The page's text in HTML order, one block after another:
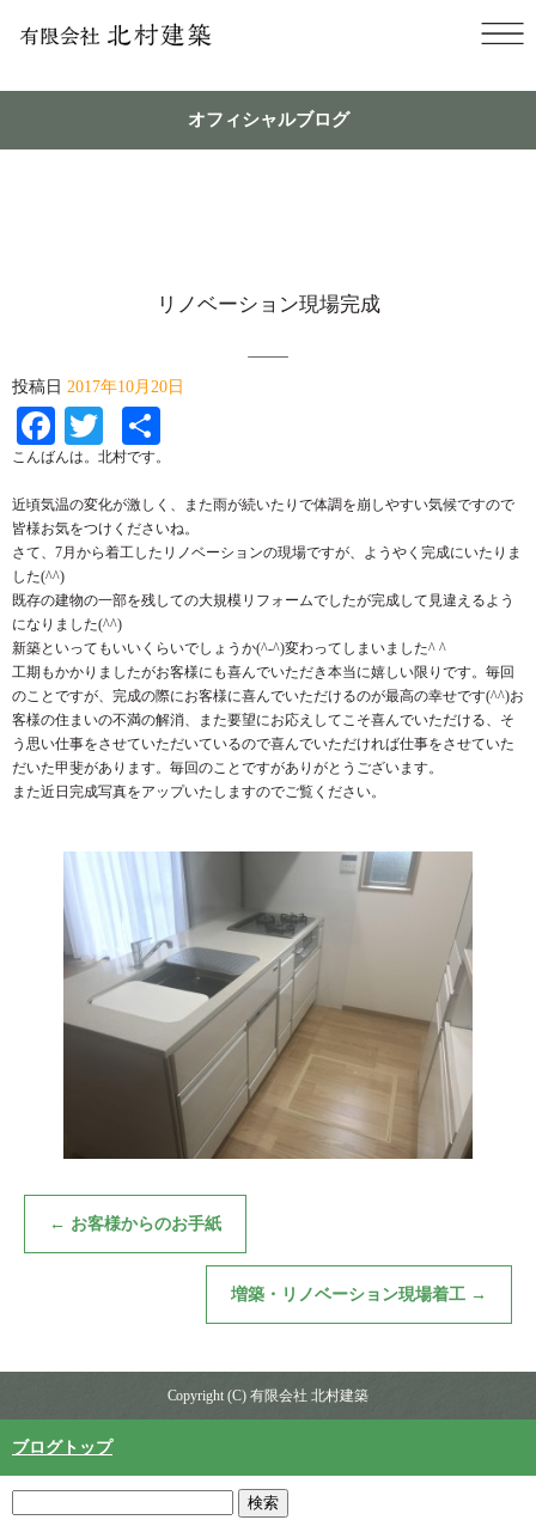
オフィシャルブログ
リノベーション現場完成
投稿日 2017年10月20日
Facebook
Twitter
こんばんは。北村です。
近頃気温の変化が激しく、また雨が続いたりで体調を崩しやすい気候ですので
皆様お気をつけくださいね。
さて、7月から着工したリノベーションの現場ですが、ようやく完成にいたりま
した(^^)
既存の建物の一部を残しての大規模リフォームでしたが完成して見違えるよう
になりました(^^)
新築といってもいいくらいでしょうか(^-^)変わってしまいました^ ^
工期もかかりましたがお客様にも喜んでいただき本当に嬉しい限りです。毎回
のことですが、完成の際にお客様に喜んでいただけるのが最高の幸せです(^^)お
客様の住まいの不満の解消、また要望にお応えしてこそ喜んでいただける、そ
う思い仕事をさせていただいているので喜んでいただければ仕事をさせていた
だいた甲斐があります。毎回のことですがありがとうございます。
また近日完成写真をアップいたしますのでご覧ください。
← お客様からのお手紙
増築・リノベーション現場着工 →
Copyright (C) 有限会社 北村建築
ブログトップ